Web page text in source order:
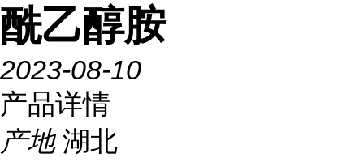
酰乙醇胺
2023-08-10
产品详情
产地 湖北